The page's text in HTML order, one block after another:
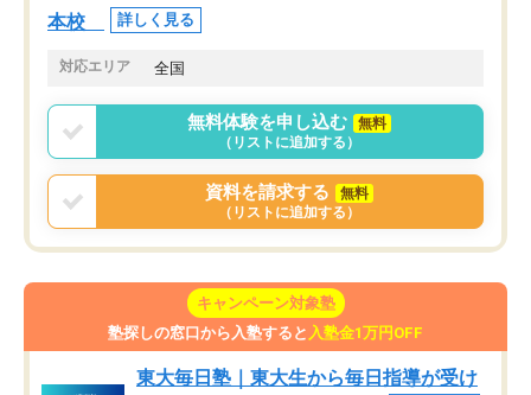
本校 詳しく見る
対応エリア 全国
無料体験を申し込む
無料
（リストに追加する）
資料を請求する
無料
（リストに追加する）
キャンペーン対象塾
塾探しの窓口から入塾すると 入塾金1万円OFF
東大毎日塾｜東大生から毎日指導が受け